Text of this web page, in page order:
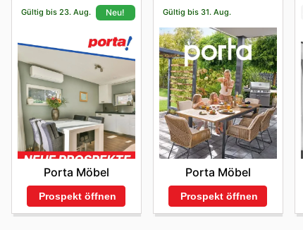
Gültig bis 23. Aug. Neu!
Porta Möbel
Prospekt öffnen
Gültig bis 31. Aug.
Porta Möbel
Prospekt öffnen